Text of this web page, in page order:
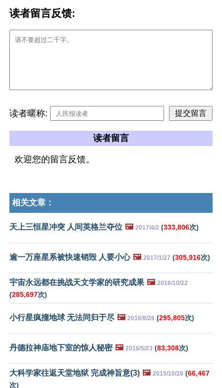
读者留言反馈:
读者暱称:
读者留言
欢迎您的留言反馈。
相关文章：
天上三恒星冲突 人间英格兰夺位 🖼️ 2017/4/2 (333,806次)
逾一万座星系被快速销毁 人要小心 🖼️ 2017/1/27 (305,916次)
宇宙永远都在挑战天文学家的研究成果 🖼️ 2016/10/22
(285,697次)
小行星疯撞地球 无法同归于尽 🖼️ 2016/9/28 (295,805次)
丹德拉神庙地下室的惊人秘密 🖼️ 2016/5/23 (83,308次)
大科学家往返天堂地狱 完成神旨意(3) 🖼️ 2015/10/28 (66,467
次)